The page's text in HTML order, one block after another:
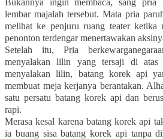
lembar majalah tersebut. Mata pria
melihat ke penjuru ruang teater ketika
penonton terdengar menertawakan
Setelah itu, Pria
menyalakan lilin yang tersaji di atas
menyalakan lilin, batang korek api
membuat meja kerjanya berantakan.
satu persatu batang korek api dan
rapi.
Merasa kesal karena batang korek api
ia buang sisa batang korek api tanpa